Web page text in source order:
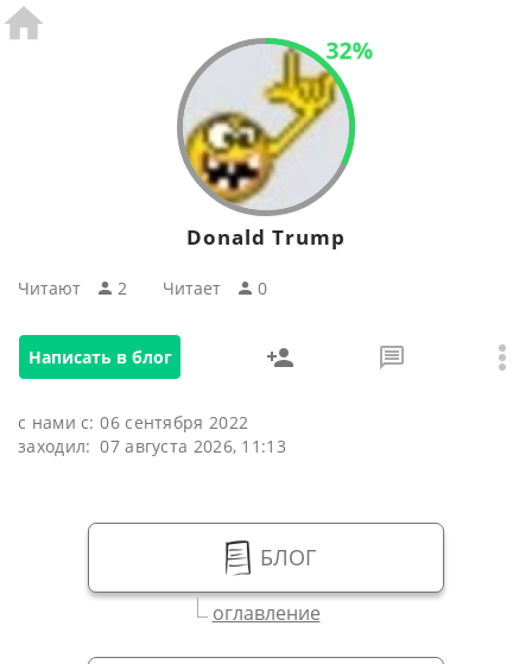
32%
Donald Trump
Читают 2 Читаeт 0
Написать в блог
с нами с: 06 сентября 2022
заходил: 07 августа 2026, 11:13
БЛОГ
оглавление